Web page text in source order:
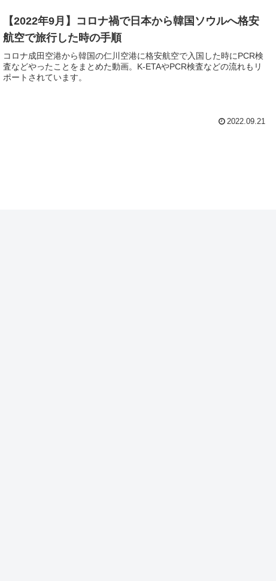
【2022年9月】コロナ禍で日本から韓国ソウルへ格安
航空で旅行した時の手順
コロナ成田空港から韓国の仁川空港に格安航空で入国した時にPCR検
査などやったことをまとめた動画。K-ETAやPCR検査などの流れもリ
ポートされています。
2022.09.21